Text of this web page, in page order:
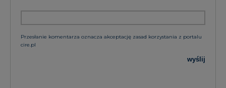
Przesłanie komentarza oznacza akceptację zasad korzystania z portalu
cire.pl
wyślij